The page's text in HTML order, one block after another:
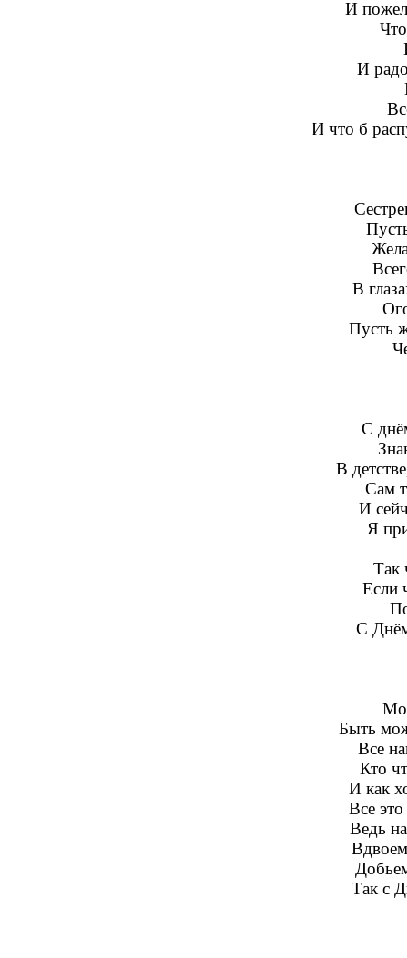
И
И
И что б
В
Пусть
С
В
Сам
И
Я
Так
Если
С
Быть
Все
Кто
И как
Все
Ведь
Вдвоем
Так с